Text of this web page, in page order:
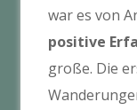
war es von
positive
große. Die